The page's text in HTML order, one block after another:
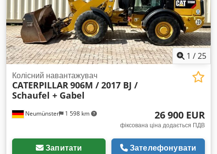
1 /25
Neumünster 1 598 km
Колісний навантажувач
CATERPILLAR906M / 2017 BJ /
Schaufel + Gabel
26 900 EUR
фіксована ціна додається ПДВ
Запитати Зателефонувати